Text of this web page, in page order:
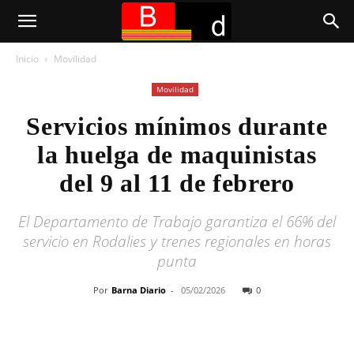
Inicio Movilidad
Movilidad
Servicios mínimos durante
la huelga de maquinistas
del 9 al 11 de febrero
El Departamento de Trabajo garantiza el 66% del
servicio en Rodalies y trenes regionales en horas
punta
Por Barna Diario - 05/02/2026 0